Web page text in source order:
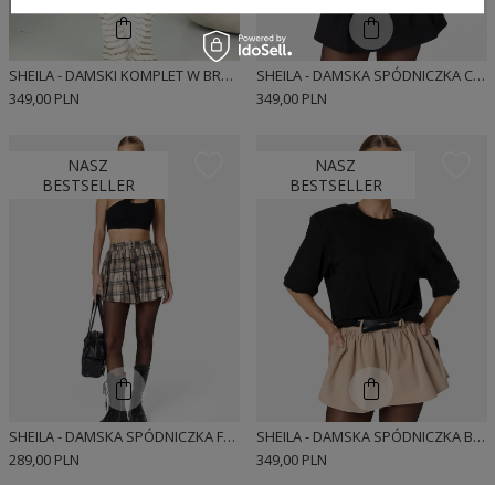
SHEILA - DAMSKI KOMPLET W BRĄZOWE PASKI PRĄŻKOWANY 'CARMEN'
349,00 PLN
SHEILA - DAMSKA SPÓDNICZKA CZARNA W MIEJSKIM STYLU 'MIKA'
349,00 PLN
NASZ
BESTSELLER
SHEILA - DAMSKA SPÓDNICZKA FLANELOWA W KRATĘ TIE-DYE 'PECAN'
289,00 PLN
NASZ
BESTSELLER
SHEILA - DAMSKA SPÓDNICZKA BEŻOWA W MIEJSKIM STYLU 'MIKA'
349,00 PLN